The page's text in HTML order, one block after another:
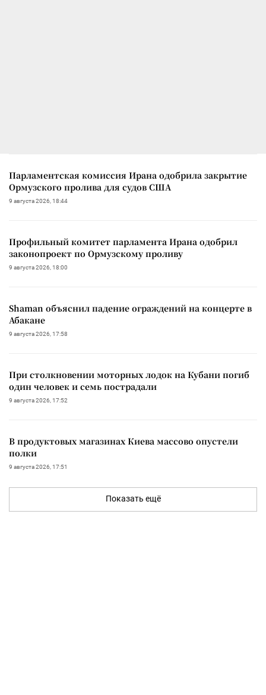
Парламентская комиссия Ирана одобрила закрытие
Ормузского пролива для судов США
9 августа 2026, 18:44
Профильный комитет парламента Ирана одобрил
законопроект по Ормузскому проливу
9 августа 2026, 18:00
Shaman объяснил падение ограждений на концерте в
Абакане
9 августа 2026, 17:58
При столкновении моторных лодок на Кубани погиб
один человек и семь пострадали
9 августа 2026, 17:52
В продуктовых магазинах Киева массово опустели
полки
9 августа 2026, 17:51
Показать ещё